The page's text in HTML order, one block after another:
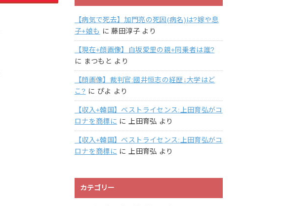
【病気で死去】加門亮の死因(病名)は?嫁や息
子+娘も に藤田淳子より
【現在+顔画像】白坂愛里の親+同乗者は誰?
に まつもと より
【顔画像】裁判官:國井恒志の経歴↓大学はど
こ? に ぴよ より
【収入+韓国】ベストライセンス:上田育弘がコ
ロナを商標に に 上田育弘 より
【収入+韓国】ベストライセンス:上田育弘がコ
ロナを商標に に 上田育弘 より
カテゴリー